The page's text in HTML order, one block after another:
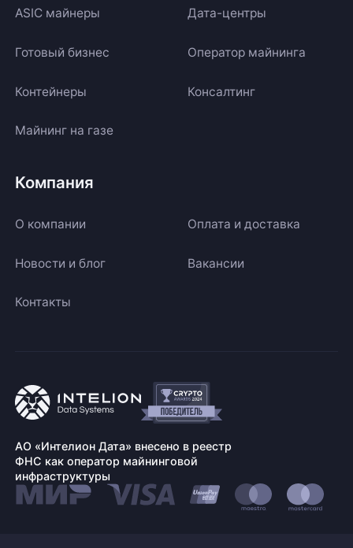
ASIC майнеры
Готовый бизнес
Контейнеры
Майнинг на газе
Дата-центры
Оператор майнинга
Консалтинг
Компания
О компании Оплата и доставка
Новости и блог Вакансии
Контакты
АО «Интелион Дата» внесено в реестр
ФНС как оператор майнинговой
инфраструктуры